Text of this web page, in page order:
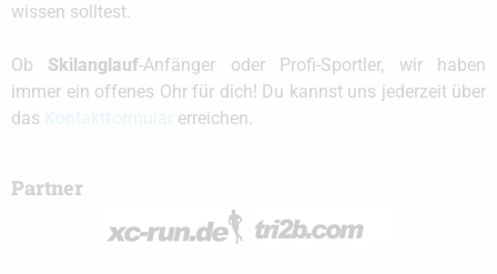
wissen solltest.
Ob Skilanglauf-Anfänger oder Profi-Sportler, wir haben
immer ein offenes Ohr für dich! Du kannst uns jederzeit über
das
erreichen.
Partner